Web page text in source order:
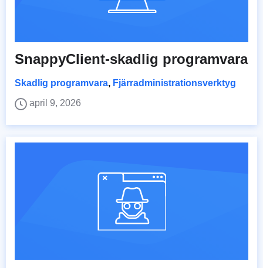
SnappyClient-skadlig programvara
Skadlig programvara, Fjärradministrationsverktyg
april 9, 2026